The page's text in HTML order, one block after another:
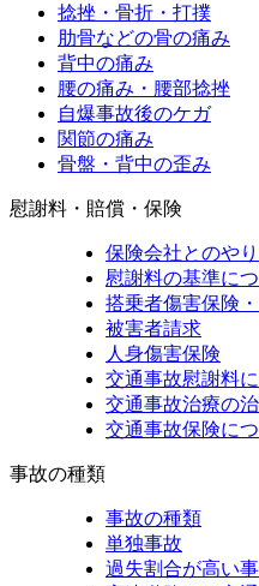
捻挫・骨折・打撲
肋骨などの骨の痛み
背中の痛み
腰の痛み・腰部捻挫
自爆事故後のケガ
関節の痛み
骨盤・背中の歪み
慰謝料・賠償・保険
保険会社とのやり
慰謝料の基準に
搭乗者傷害保険
被害者請求
人身傷害保険
交通事故慰謝料
交通事故治療の
交通事故保険に
事故の種類
事故の種類
単独事故
過失割合が高い